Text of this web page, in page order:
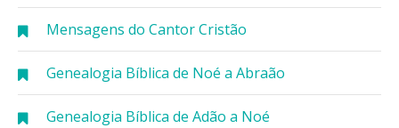
Mensagens do Cantor Cristão
Genealogia Bíblica de Noé a Abraão
Genealogia Bíblica de Adão a Noé